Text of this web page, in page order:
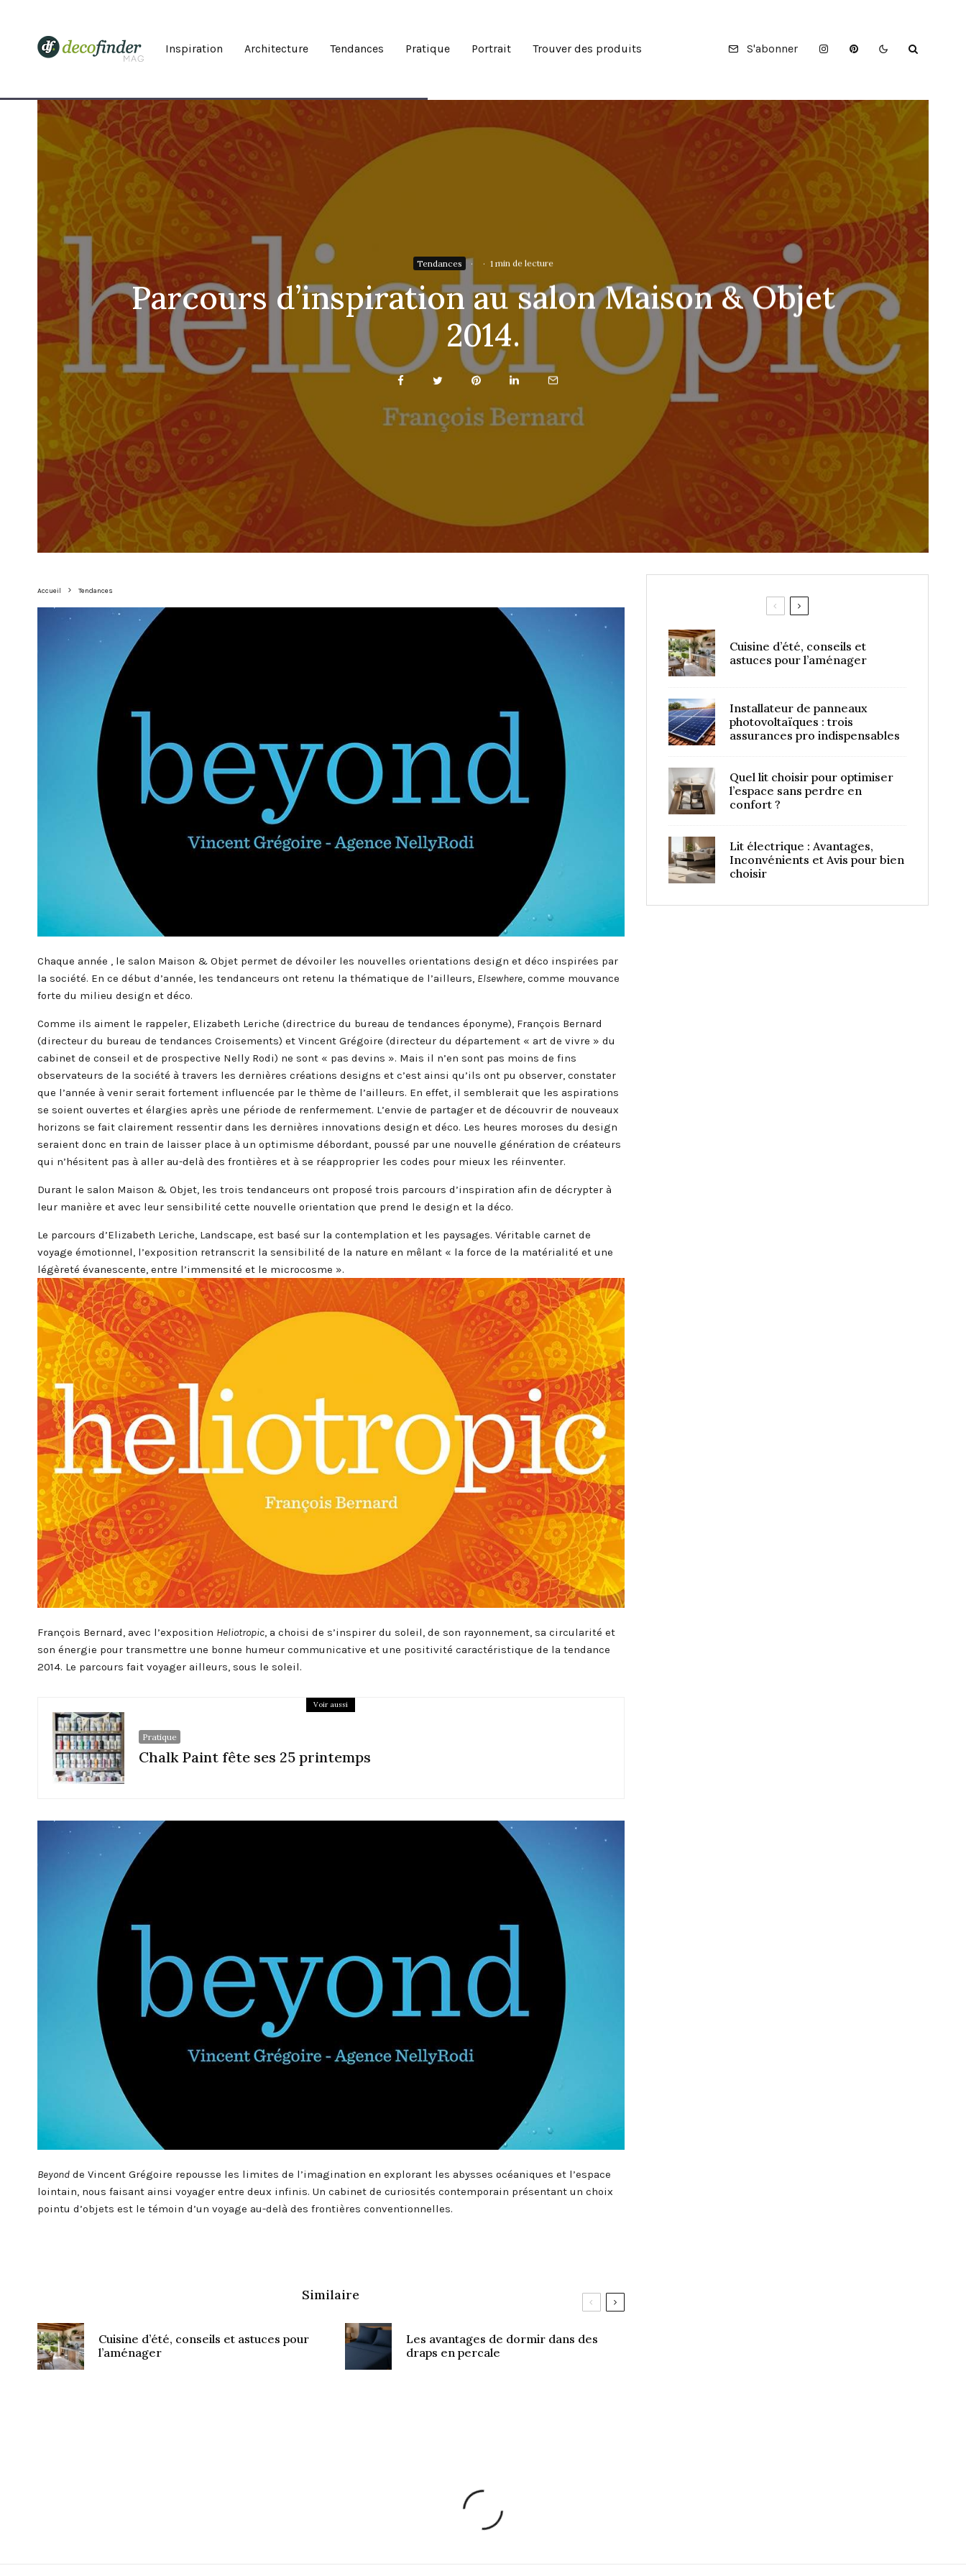
Inspiration Architecture Tendances Pratique Portrait Trouver des produits S'abonner
Tendances · · 1 min de lecture
Parcours d’inspiration au salon Maison & Objet
2014.
Accueil Tendances
Chaque année , le salon Maison & Objet permet de dévoiler les nouvelles orientations design et déco inspirées par
la société. En ce début d’année, les tendanceurs ont retenu la thématique de l’ailleurs, Elsewhere, comme mouvance
forte du milieu design et déco.
Comme ils aiment le rappeler, Elizabeth Leriche (directrice du bureau de tendances éponyme), François Bernard
(directeur du bureau de tendances Croisements) et Vincent Grégoire (directeur du département « art de vivre » du
cabinet de conseil et de prospective Nelly Rodi) ne sont « pas devins ». Mais il n’en sont pas moins de fins
observateurs de la société à travers les dernières créations designs et c’est ainsi qu’ils ont pu observer, constater
que l’année à venir serait fortement influencée par le thème de l’ailleurs. En effet, il semblerait que les aspirations
se soient ouvertes et élargies après une période de renfermement. L’envie de partager et de découvrir de nouveaux
horizons se fait clairement ressentir dans les dernières innovations design et déco. Les heures moroses du design
seraient donc en train de laisser place à un optimisme débordant, poussé par une nouvelle génération de créateurs
qui n’hésitent pas à aller au-delà des frontières et à se réapproprier les codes pour mieux les réinventer.
Durant le salon Maison & Objet, les trois tendanceurs ont proposé trois parcours d’inspiration afin de décrypter à
leur manière et avec leur sensibilité cette nouvelle orientation que prend le design et la déco.
Le parcours d’Elizabeth Leriche, Landscape, est basé sur la contemplation et les paysages. Véritable carnet de
voyage émotionnel, l’exposition retranscrit la sensibilité de la nature en mêlant « la force de la matérialité et une
légèreté évanescente, entre l’immensité et le microcosme ».
François Bernard, avec l’exposition Heliotropic, a choisi de s’inspirer du soleil, de son rayonnement, sa circularité et
son énergie pour transmettre une bonne humeur communicative et une positivité caractéristique de la tendance
2014. Le parcours fait voyager ailleurs, sous le soleil.
Voir aussi
Pratique
Chalk Paint fête ses 25 printemps
Beyond de Vincent Grégoire repousse les limites de l’imagination en explorant les abysses océaniques et l’espace
lointain, nous faisant ainsi voyager entre deux infinis. Un cabinet de curiosités contemporain présentant un choix
pointu d’objets est le témoin d’un voyage au-delà des frontières conventionnelles.
Similaire
Cuisine d’été, conseils et astuces pour
l’aménager
Les avantages de dormir dans des
draps en percale
Cuisine d’été, conseils et
astuces pour l’aménager
Installateur de panneaux
photovoltaïques : trois
assurances pro indispensables
Quel lit choisir pour optimiser
l’espace sans perdre en
confort ?
Lit électrique : Avantages,
Inconvénients et Avis pour bien
choisir